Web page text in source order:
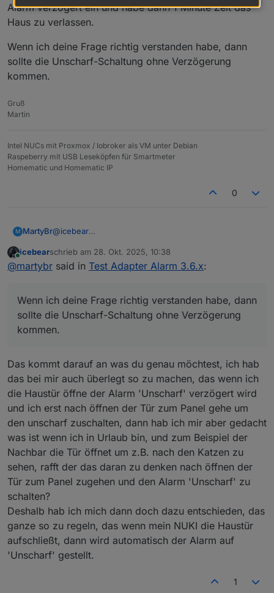
Alarm verzögert ein und habe dann 1 Minute Zeit das
Haus zu verlassen.
Wenn ich deine Frage richtig verstanden habe, dann
sollte die Unscharf-Schaltung ohne Verzögerung
kommen.
Gruß
Martin
Intel NUCs mit Proxmox / Iobroker als VM unter Debian
Raspeberry mit USB Leseköpfen für Smartmeter
Homematic und Homematic IP
0
M MartyBr@icebear
öffnen der Tür der Alarm erst verzögert kommt, so
dass ich im Haus den Zustand "unscharf" schalten
Alarm verzögert ein und habe dann 1 Minute Zeit das
Haus zu verlassen.
Wenn ich deine Frage richtig verstanden habe, dann
sollte die Unscharf-Schaltung ohne Verzögerung
Online
icebearschrieb am 28. Okt. 2025, 10:38
zuletzt editiert von
@martybr said in Test Adapter Alarm 3.6.x:
Wenn ich deine Frage richtig verstanden habe, dann
sollte die Unscharf-Schaltung ohne Verzögerung
kommen.
Das kommt darauf an was du genau möchtest, ich hab
das bei mir auch überlegt so zu machen, das wenn ich
die Haustür öffne der Alarm 'Unscharf' verzögert wird
und ich erst nach öffnen der Tür zum Panel gehe um
den unscharf zuschalten, dann hab ich mir aber gedacht
was ist wenn ich in Urlaub bin, und zum Beispiel der
Nachbar die Tür öffnet um z.B. nach den Katzen zu
sehen, rafft der das daran zu denken nach öffnen der
Tür zum Panel zugehen und den Alarm 'Unscharf' zu
schalten?
Deshalb hab ich mich dann doch dazu entschieden, das
ganze so zu regeln, das wenn mein NUKI die Haustür
aufschließt, dann wird automatisch der Alarm auf
'Unscharf' gestellt.
1